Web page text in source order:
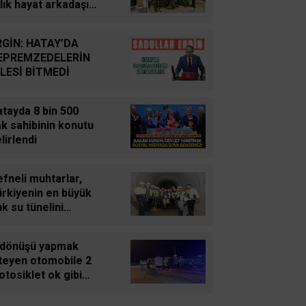
Zaferler Ayı Ağustos
Sucan
AYNI ENKAZIN TOZUNU
Oğuz Kağan Neşeli
Enerji Jeopolitiğinde Yeni
Bir Dönem: Kerkük’ten
Ceyhan’a Stratejik
Birleşme
Ahmet Süreyya DURNA
SARAYKENT’TE ŞİİR
ŞÖLENİ
hayat arkadaşı
uyardığı
çıktı
HATAY’DA
BİTMEDİ
8 bin 500
sahibinin konutu
muhtarlar,
en büyük
su tünelini
yapmak
otomobile 2
ok gibi